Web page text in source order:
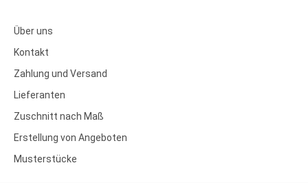
Über uns
Kontakt
Zahlung und Versand
Lieferanten
Zuschnitt nach Maß
Erstellung von Angeboten
Musterstücke